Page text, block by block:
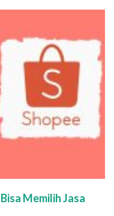
Memilih Jasa